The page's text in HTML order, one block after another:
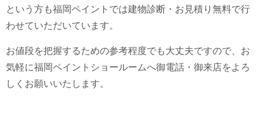
という方も福岡ペイントでは建物診断・お見積り無料で行
わせていただいています。
お値段を把握するための参考程度でも大丈夫ですので、お
気軽に福岡ペイントショールームへ御電話・御来店をよろ
しくお願いいたします。